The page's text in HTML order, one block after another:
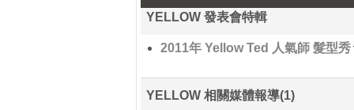
YELLOW 發表會特輯
2011年 Yellow Ted 人氣師 髮型秀
YELLOW 相關媒體報導(1)